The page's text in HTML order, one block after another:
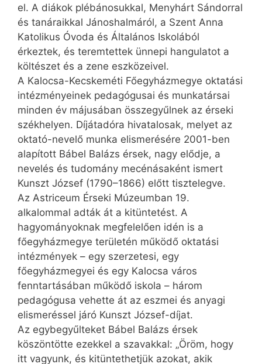
el. A diákok plébánosukkal, Menyhárt Sándorral
és tanáraikkal Jánoshalmáról, a Szent Anna
Katolikus Óvoda és Általános Iskolából
érkeztek, és teremtettek ünnepi hangulatot a
költészet és a zene eszközeivel.
A Kalocsa-Kecskeméti Főegyházmegye oktatási
intézményeinek pedagógusai és munkatársai
minden év májusában összegyűlnek az érseki
székhelyen. Díjátadóra hivatalosak, melyet az
oktató-nevelő munka elismerésére 2001-ben
alapított Bábel Balázs érsek, nagy elődje, a
nevelés és tudomány mecénásaként ismert
Kunszt József (1790–1866) előtt tisztelegve.
Az Astriceum Érseki Múzeumban 19.
alkalommal adták át a kitüntetést. A
hagyományoknak megfelelően idén is a
főegyházmegye területén működő oktatási
intézmények – egy szerzetesi, egy
főegyházmegyei és egy Kalocsa város
fenntartásában működő iskola – három
pedagógusa vehette át az eszmei és anyagi
elismeréssel járó Kunszt József-díjat.
Az egybegyűlteket Bábel Balázs érsek
köszöntötte ezekkel a szavakkal: „Öröm, hogy
itt vagyunk, és kitüntethetjük azokat, akik